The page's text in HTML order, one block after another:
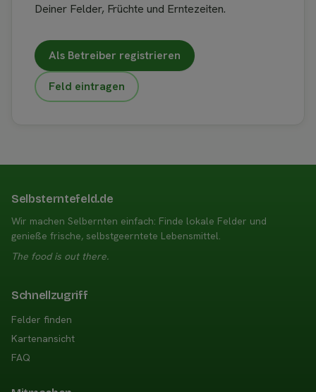
Deiner Felder, Früchte und Erntezeiten.
Als Betreiber registrieren
Feld eintragen
Selbsterntefeld.de
Wir machen Selbernten einfach: Finde lokale Felder und
genieße frische, selbstgeerntete Lebensmittel.
The food is out there.
Schnellzugriff
Felder finden
Kartenansicht
FAQ